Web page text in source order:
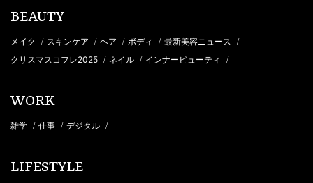
BEAUTY
メイク / スキンケア / ヘア / ボディ / 最新美容ニュース /
クリスマスコフレ2025 / ネイル / インナービューティ /
WORK
雑学 / 仕事 / デジタル /
LIFESTYLE